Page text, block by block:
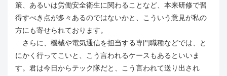
策、あるいは労働安全衛生に関わることなど、本来研修で習
得すべき点が多々あるのではないかと、こういう意見が私の
方にも寄せられております。
さらに、機械や電気通信を担当する専門職種などでは、と
にかく行ってこいと、こう言われるケースもあるといいま
す。君は今日からテック隊だと、こう言われて送り出され